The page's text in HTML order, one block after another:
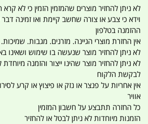
לא ניתן להחזיר מוצרים שהמזמין הזמין כי לא
וידא כי צבע או צורה שחשב קיימת ואו זמינה
ההזמנה בטלפון
אין החזרת מוצרי הגיינה. מזרנים. מגבות.
לא ניתן להחזיר מוצר שנעשה בו שימוש ושאינו
לא ניתן להחזיר מוצר שהינו ייצור והזמנה
לבקשת הלקוח
אין אחריות על פנצר או נזק או פיצוץ או קרע
אוויר
כל החזרה תתבצע על חשבון המזמין
הזמנות מיוחדות לא ניתן לבטל או להחזיר